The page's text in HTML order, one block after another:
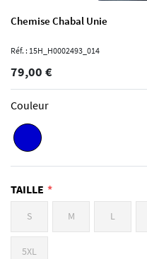
Chemise Chabal Unie
Réf. : 15H_H0002493_014
79,00 €
Couleur
TAILLE
S M L
5XL